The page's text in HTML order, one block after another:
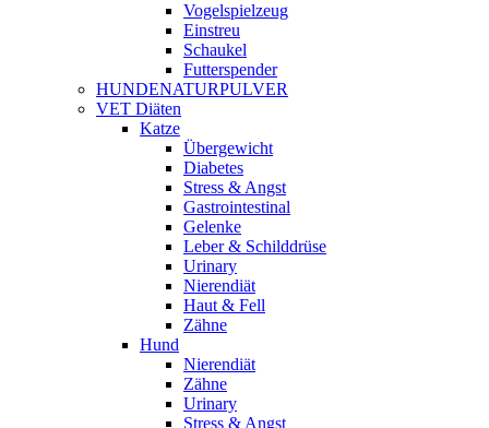
Vogelspielzeug
Einstreu
Schaukel
Futterspender
HUNDENATURPULVER
VET Diäten
Katze
Übergewicht
Diabetes
Stress & Angst
Gastrointestinal
Gelenke
Leber & Schilddrüse
Urinary
Nierendiät
Haut & Fell
Zähne
Hund
Nierendiät
Zähne
Urinary
Stress & Angst